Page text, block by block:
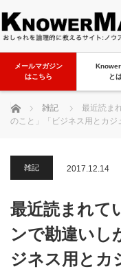
メールマガジン
はこちら
と
ホーム 雑記
最近読ま
のこと」「ビジネス用とカ
雑記 2017.12.14
最近読まれて
ンで勘違いし
ジネス用とカ